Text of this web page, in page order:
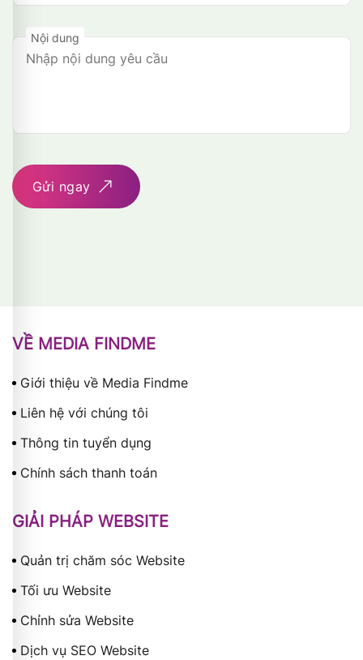
Nội dung
Gửi ngay
VỀ MEDIA FINDME
Giới thiệu về Media Findme
Liên hệ với chúng tôi
Thông tin tuyển dụng
Chính sách thanh toán
GIẢI PHÁP WEBSITE
Quản trị chăm sóc Website
Tối ưu Website
Chỉnh sửa Website
Dịch vụ SEO Website